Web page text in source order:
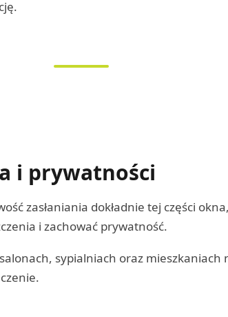
i prywatności
zasłaniania dokładnie tej części
i zachować prywatność.
sypialniach oraz